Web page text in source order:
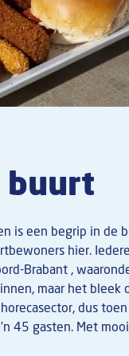
buurt
is een begrip in
hier.
Brabant ,
maar het
dus
45 gasten. Met